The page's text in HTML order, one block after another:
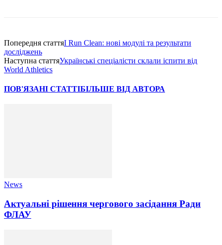
Попередня статтяI Run Clean: нові модулі та результати
досліджень
Наступна статтяУкраїнські спеціалісти склали іспити від
World Athletics
ПОВ'ЯЗАНІ СТАТТІБІЛЬШЕ ВІД АВТОРА
News
Актуальні рішення чергового засідання Ради
ФЛАУ